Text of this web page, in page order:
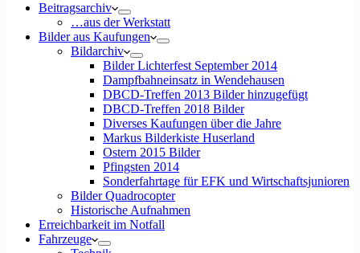
Beitragsarchiv
…aus der Werkstatt
Bilder aus Kaufungen
Bildarchiv
Bilder Lichterfest September 2014
Dampfbahneinsatz in Wendehausen
DBCD-Treffen 2013 Bilder hinzugefügt
DBCD-Treffen 2018 Bilder
Diverses Kaufungen über die Jahre
Markus Bilderkiste Huserland
Ostern 2015 Bilder
Pfingsten 2014
Sonderfahrtage für EFK und Wirtschaftsjunioren
Bilder Quadrocopter
Historische Aufnahmen
Erreichbarkeit im Notfall
Fahrzeuge